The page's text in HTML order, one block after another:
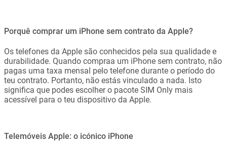
Porquê comprar um iPhone sem contrato da Apple?
Os telefones da Apple são conhecidos pela sua qualidade e
durabilidade. Quando compraa um iPhone sem contrato, não
pagas uma taxa mensal pelo telefone durante o período do
teu contrato. Portanto, não estás vinculado a nada. Isto
significa que podes escolher o pacote SIM Only mais
acessível para o teu dispositivo da Apple.
Telemóveis Apple: o icónico iPhone